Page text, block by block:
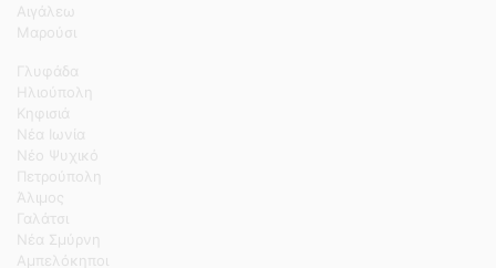
Αιγάλεω
Μαρούσι
Γλυφάδα
Ηλιούπολη
Κηφισιά
Νέα Ιωνία
Νέο Ψυχικό
Πετρούπολη
Άλιμος
Γαλάτσι
Νέα Σμύρνη
Αμπελόκηποι